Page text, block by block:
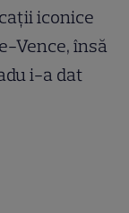
iconice
Vence, însă
i-a dat